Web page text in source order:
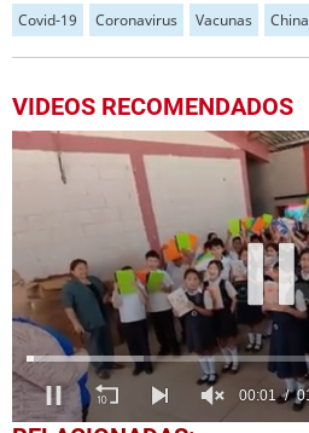
Covid-19 Coronavirus Vacunas China
VIDEOS RECOMENDADOS